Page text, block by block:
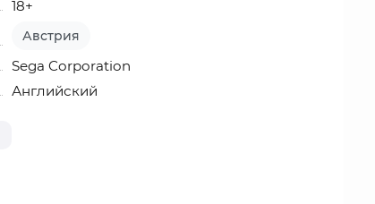
18+
Австрия
Sega Corporation
Английский